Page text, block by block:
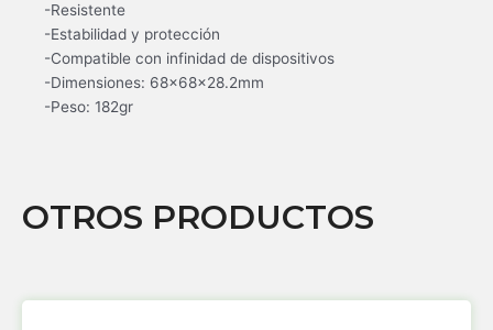
-Resistente
-Estabilidad y protección
-Compatible con infinidad de dispositivos
-Dimensiones: 68x68x28.2mm
-Peso: 182gr
OTROS PRODUCTOS